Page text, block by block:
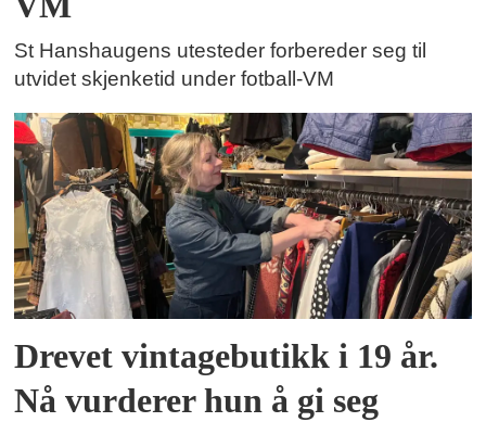
St Hanshaugens utesteder forbereder seg til
utvidet skjenketid under fotball-VM
Drevet vintagebutikk i 19 år.
Nå vurderer hun å gi seg